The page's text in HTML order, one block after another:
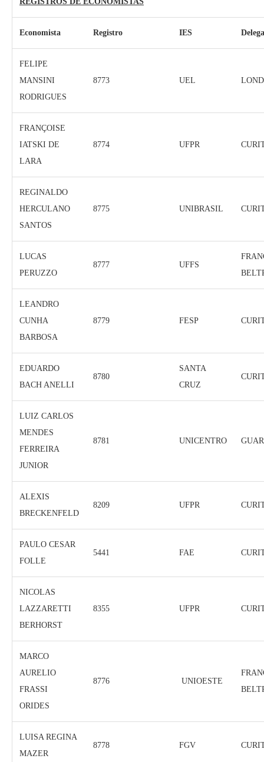
Economista Registro IES
FELIPE
MANSINI
RODRIGUES
8773 UEL
FRANÇOISE
IATSKI DE
LARA
8774 UFPR
REGINALDO
HERCULANO
SANTOS
8775 UNIBRASIL
LUCAS
PERUZZO
8777 UFFS
LEANDRO
CUNHA
BARBOSA
8779 FESP
EDUARDO
BACH ANELLI
8780
SANTA
CRUZ
LUIZ CARLOS
MENDES
FERREIRA
JUNIOR
8781 UNICENTRO
ALEXIS
BRECKENFELD
8209 UFPR
PAULO CESAR
FOLLE
5441 FAE
NICOLAS
LAZZARETTI
BERHORST
8355 UFPR
MARCO
AURELIO
FRASSI
ORIDES
8776 UNIOESTE
LUISA REGINA
MAZER
8778 FGV